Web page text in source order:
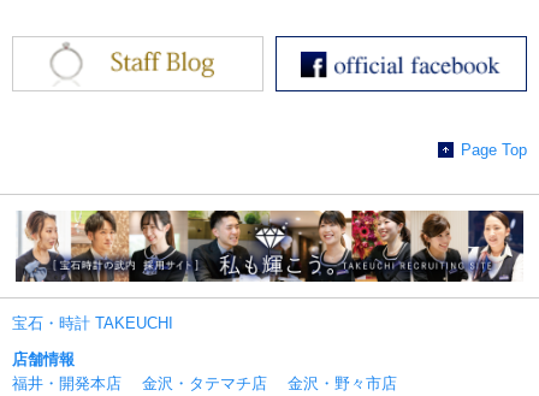
Page Top
宝石・時計 TAKEUCHI
店舗情報
福井・開発本店
金沢・タテマチ店
金沢・野々市店